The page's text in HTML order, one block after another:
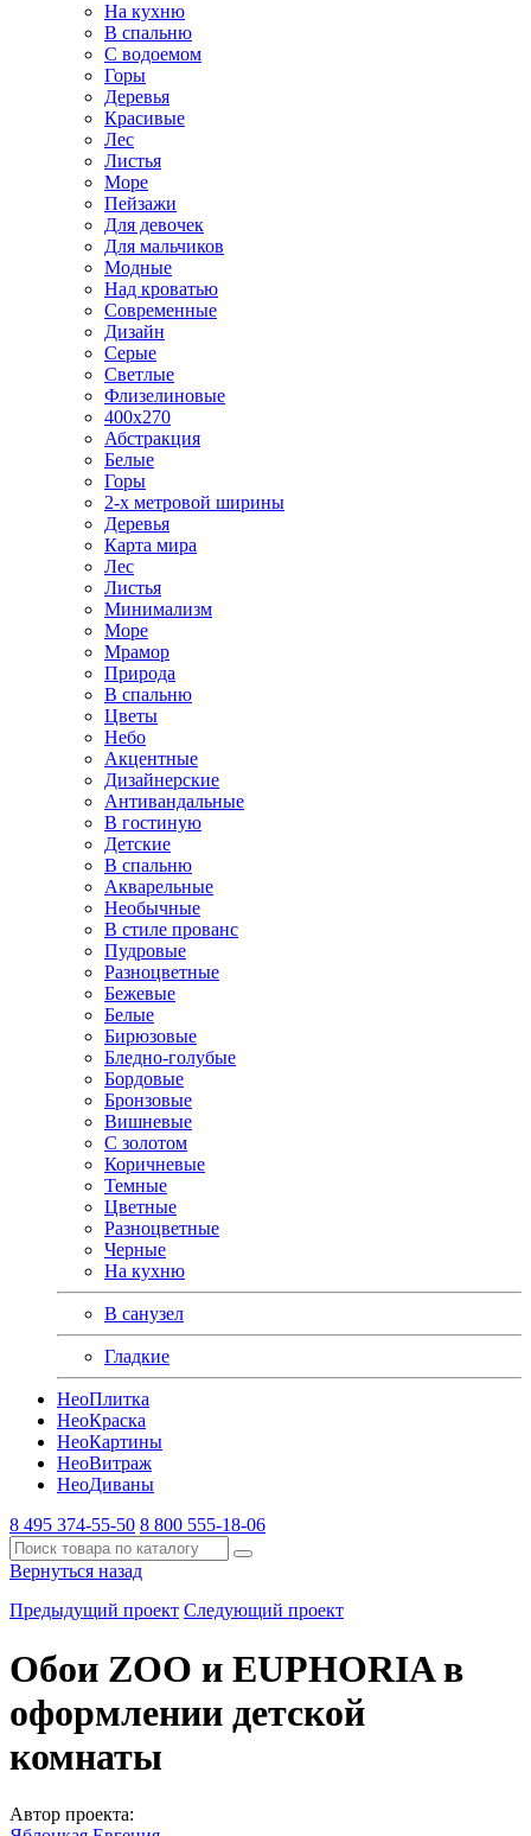
На кухню
В спальню
С водоемом
Горы
Деревья
Красивые
Лес
Листья
Море
Пейзажи
Для девочек
Для мальчиков
Модные
Над кроватью
Современные
Дизайн
Серые
Светлые
Флизелиновые
400х270
Абстракция
Белые
Горы
2-х метровой ширины
Деревья
Карта мира
Лес
Листья
Минимализм
Море
Мрамор
Природа
В спальню
Цветы
Небо
Акцентные
Дизайнерские
Антивандальные
В гостиную
Детские
В спальню
Акварельные
Необычные
В стиле прованс
Пудровые
Разноцветные
Бежевые
Белые
Бирюзовые
Бледно-голубые
Бордовые
Бронзовые
Вишневые
С золотом
Коричневые
Темные
Цветные
Разноцветные
Черные
На кухню
В санузел
Гладкие
НеоПлитка
НеоКраска
НеоКартины
НеоВитраж
НеоДиваны
8 495 374-55-50 8 800 555-18-06
Вернуться назад
Предыдущий проект Следующий проект
Обои ZOO и EUPHORIA в
оформлении детской
комнаты
Автор проекта: